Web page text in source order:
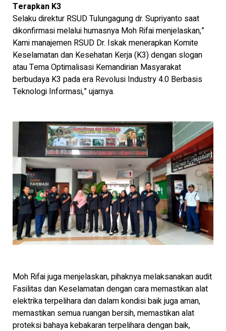
Terapkan K3
Selaku direktur RSUD Tulungagung dr. Supriyanto saat
dikonfirmasi melalui humasnya Moh Rifai menjelaskan,”
Kami manajemen RSUD Dr. Iskak menerapkan Komite
Keselamatan dan Kesehatan Kerja (K3) dengan slogan
atau Tema Optimalisasi Kemandirian Masyarakat
berbudaya K3 pada era Revolusi Industry 4.0 Berbasis
Teknologi Informasi,” ujarnya.
Moh Rifai juga menjelaskan, pihaknya melaksanakan audit
Fasilitas dan Keselamatan dengan cara memastikan alat
elektrika terpelihara dan dalam kondisi baik juga aman,
memastikan semua ruangan bersih, memastikan alat
proteksi bahaya kebakaran terpelihara dengan baik,